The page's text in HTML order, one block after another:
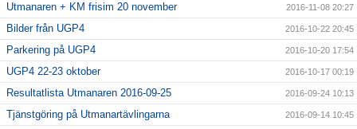
Utmanaren + KM frisim 20 november 2016-11-08 20:27
Bilder från UGP4 2016-10-22 20:45
Parkering på UGP4 2016-10-20 17:54
UGP4 22-23 oktober 2016-10-17 00:19
Resultatlista Utmanaren 2016-09-25 2016-09-24 10:13
Tjänstgöring på Utmanartävlingarna 2016-09-14 10:45